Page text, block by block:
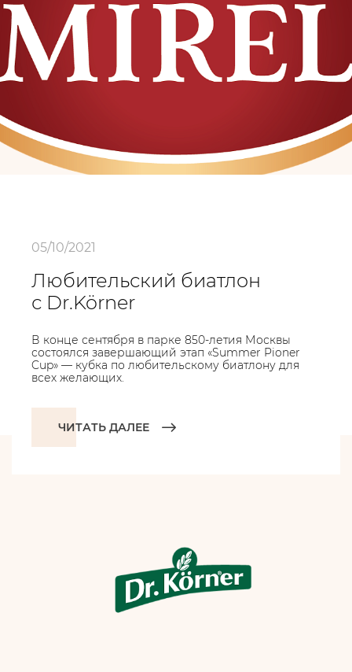
05/10/2021
Любительский биатлон
с Dr.Körner
В конце сентября в парке 850-летия Москвы
состоялся завершающий этап «Summer Pioner
Cup» — кубка по любительскому биатлону для
всех желающих.
ЧИТАТЬ ДАЛЕЕ